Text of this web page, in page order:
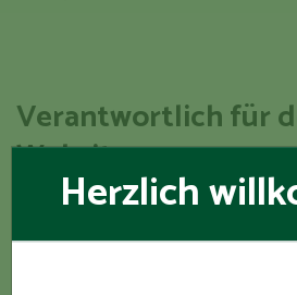
Verantwortlich für
Website:
GIB Gesellschaft für Importbiere
mbH
Herzlich